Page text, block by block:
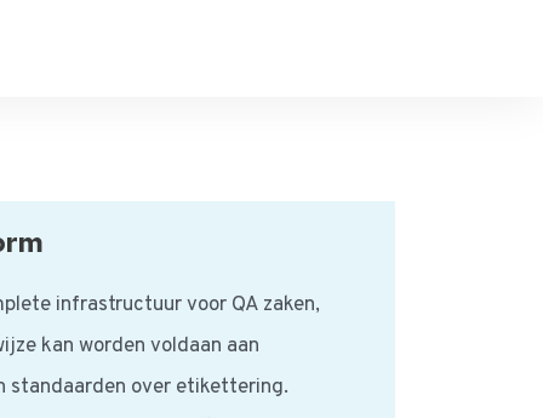
infrastructuur voor QA zaken,
kan worden voldaan aan
standaarden over etikettering.